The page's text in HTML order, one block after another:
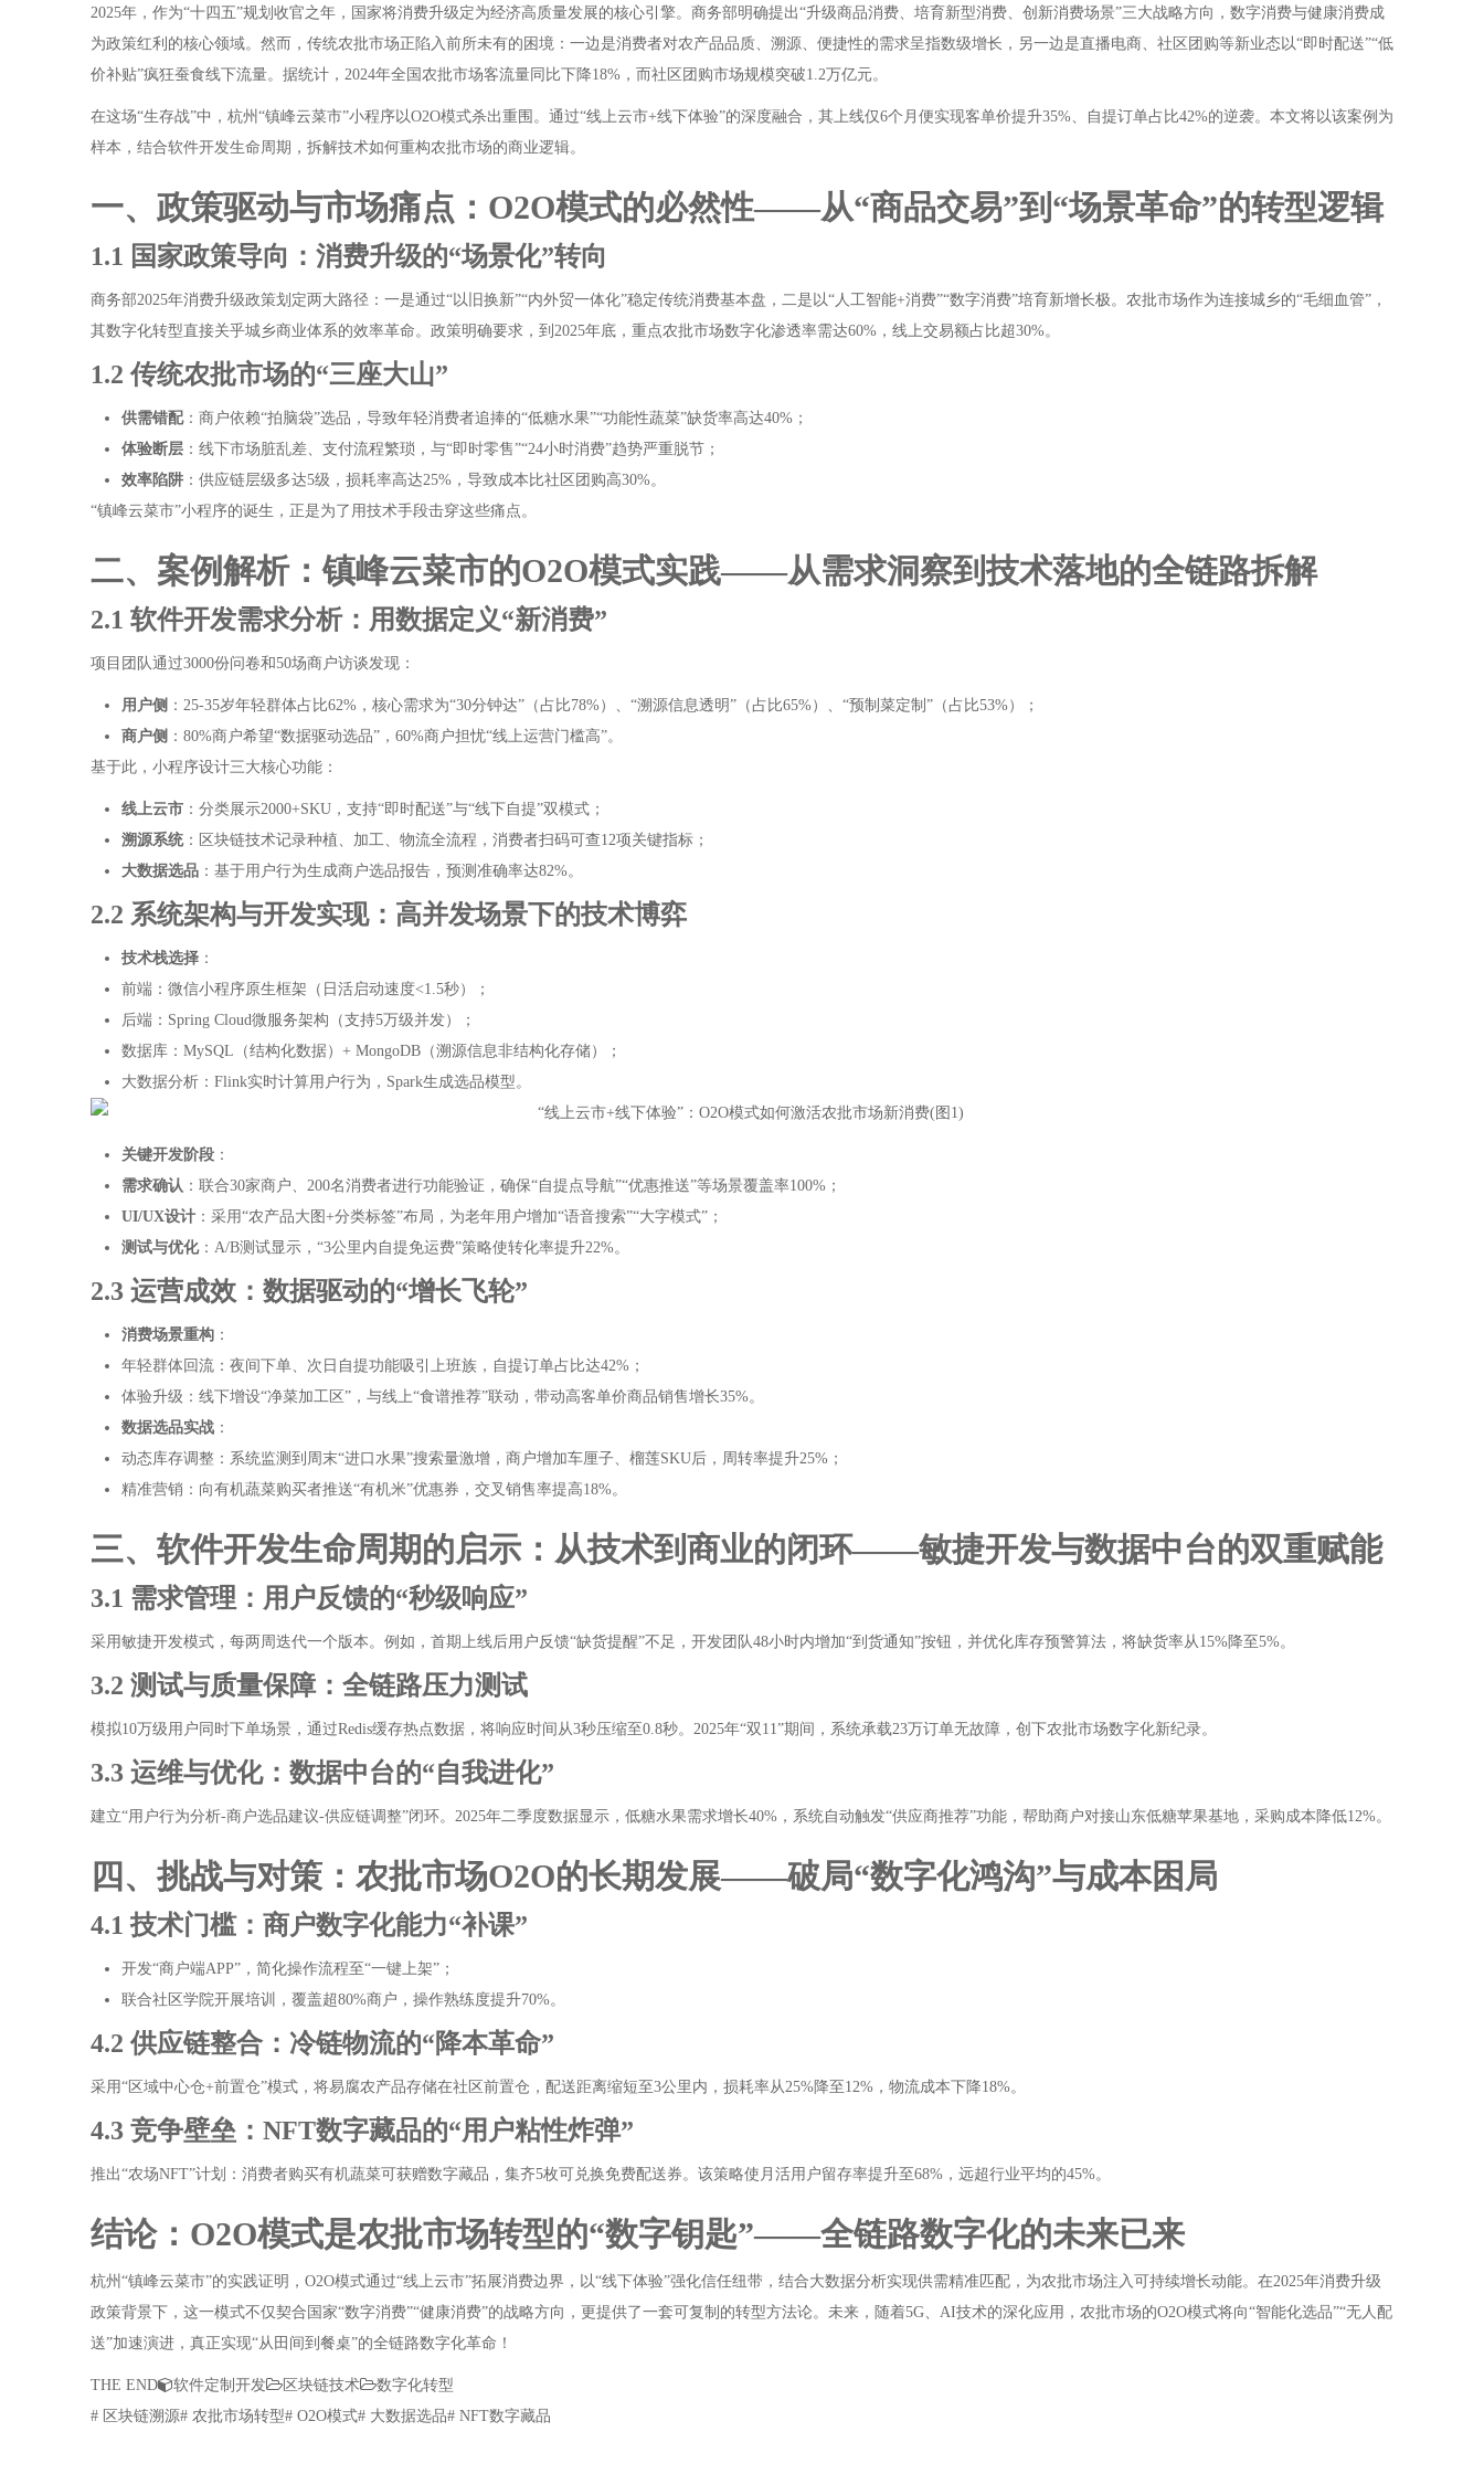
2025年，作为“十四五”规划收官之年，国家将消费升级定为经济高质量发展的核心引擎。商务部明确提出“升级商品消费、培育新型消费、创新消费场景”三大战略方向，数字消费与健康消费成
为政策红利的核心领域。然而，传统农批市场正陷入前所未有的困境：一边是消费者对农产品品质、溯源、便捷性的需求呈指数级增长，另一边是直播电商、社区团购等新业态以“即时配送”“低
价补贴”疯狂蚕食线下流量。据统计，2024年全国农批市场客流量同比下降18%，而社区团购市场规模突破1.2万亿元。
在这场“生存战”中，杭州“镇峰云菜市”小程序以O2O模式杀出重围。通过“线上云市+线下体验”的深度融合，其上线仅6个月便实现客单价提升35%、自提订单占比42%的逆袭。本文将以该案例为
样本，结合软件开发生命周期，拆解技术如何重构农批市场的商业逻辑。
一、政策驱动与市场痛点：O2O模式的必然性——从“商品交易”到“场景革命”的转型逻辑
1.1 国家政策导向：消费升级的“场景化”转向
商务部2025年消费升级政策划定两大路径：一是通过“以旧换新”“内外贸一体化”稳定传统消费基本盘，二是以“人工智能+消费”“数字消费”培育新增长极。农批市场作为连接城乡的“毛细血管”，
其数字化转型直接关乎城乡商业体系的效率革命。政策明确要求，到2025年底，重点农批市场数字化渗透率需达60%，线上交易额占比超30%。
1.2 传统农批市场的“三座大山”
供需错配：商户依赖“拍脑袋”选品，导致年轻消费者追捧的“低糖水果”“功能性蔬菜”缺货率高达40%；
体验断层 ：线下市场脏乱差、支付流程繁琐，与“即时零售”“24小时消费”趋势严重脱节；
效率陷阱 ：供应链层级多达5级，损耗率高达25%，导致成本比社区团购高30%。
“镇峰云菜市”小程序的诞生，正是为了用技术手段击穿这些痛点。
二、案例解析：镇峰云菜市的O2O模式实践——从需求洞察到技术落地的全链路拆解
2.1 软件开发需求分析：用数据定义“新消费”
项目团队通过3000份问卷和50场商户访谈发现：
用户侧 ：25-35岁年轻群体占比62%，核心需求为“30分钟达”（占比78%）、“溯源信息透明”（占比65%）、“预制菜定制”（占比53%）；
商户侧 ：80%商户希望“数据驱动选品”，60%商户担忧“线上运营门槛高”。
基于此，小程序设计三大核心功能：
线上云市 ：分类展示2000+SKU，支持“即时配送”与“线下自提”双模式；
溯源系统：区块链技术记录种植、加工、物流全流程，消费者扫码可查12项关键指标；
大数据选品 ：基于用户行为生成商户选品报告，预测准确率达82%。
2.2 系统架构与开发实现：高并发场景下的技术博弈
技术栈选择 ：
前端：微信小程序原生框架（日活启动速度<1.5秒）；
后端：Spring Cloud微服务架构（支持5万级并发）；
数据库：MySQL（结构化数据）+ MongoDB（溯源信息非结构化存储）；
大数据分析：Flink实时计算用户行为，Spark生成选品模型。
关键开发阶段 ：
需求确认 ：联合30家商户、200名消费者进行功能验证，确保“自提点导航”“优惠推送”等场景覆盖率100%；
UI/UX设计 ：采用“农产品大图+分类标签”布局，为老年用户增加“语音搜索”“大字模式”；
测试与优化：A/B测试显示，“3公里内自提免运费”策略使转化率提升22%。
2.3 运营成效：数据驱动的“增长飞轮”
消费场景重构 ：
年轻群体回流：夜间下单、次日自提功能吸引上班族，自提订单占比达42%；
体验升级：线下增设“净菜加工区”，与线上“食谱推荐”联动，带动高客单价商品销售增长35%。
数据选品实战 ：
动态库存调整：系统监测到周末“进口水果”搜索量激增，商户增加车厘子、榴莲SKU后，周转率提升25%；
精准营销：向有机蔬菜购买者推送“有机米”优惠券，交叉销售率提高18%。
三、软件开发生命周期的启示：从技术到商业的闭环——敏捷开发与数据中台的双重赋能
3.1 需求管理：用户反馈的“秒级响应”
采用敏捷开发模式，每两周迭代一个版本。例如，首期上线后用户反馈“缺货提醒”不足，开发团队48小时内增加“到货通知”按钮，并优化库存预警算法，将缺货率从15%降至5%。
3.2 测试与质量保障：全链路压力测试
模拟10万级用户同时下单场景，通过Redis缓存热点数据，将响应时间从3秒压缩至0.8秒。2025年“双11”期间，系统承载23万订单无故障，创下农批市场数字化新纪录。
3.3 运维与优化：数据中台的“自我进化”
建立“用户行为分析-商户选品建议-供应链调整”闭环。2025年二季度数据显示，低糖水果需求增长40%，系统自动触发“供应商推荐”功能，帮助商户对接山东低糖苹果基地，采购成本降低12%。
四、挑战与对策：农批市场O2O的长期发展——破局“数字化鸿沟”与成本困局
4.1 技术门槛：商户数字化能力“补课”
开发“商户端APP”，简化操作流程至“一键上架”；
联合社区学院开展培训，覆盖超80%商户，操作熟练度提升70%。
4.2 供应链整合：冷链物流的“降本革命”
采用“区域中心仓+前置仓”模式，将易腐农产品存储在社区前置仓，配送距离缩短至3公里内，损耗率从25%降至12%，物流成本下降18%。
4.3 竞争壁垒：NFT数字藏品的“用户粘性炸弹”
推出“农场NFT”计划：消费者购买有机蔬菜可获赠数字藏品，集齐5枚可兑换免费配送券。该策略使月活用户留存率提升至68%，远超行业平均的45%。
结论：O2O模式是农批市场转型的“数字钥匙”——全链路数字化的未来已来
杭州“镇峰云菜市”的实践证明，O2O模式通过“线上云市”拓展消费边界，以“线下体验”强化信任纽带，结合大数据分析实现供需精准匹配，为农批市场注入可持续增长动能。在2025年消费升级
政策背景下，这一模式不仅契合国家“数字消费”“健康消费”的战略方向，更提供了一套可复制的转型方法论。未来，随着5G、AI技术的深化应用，农批市场的O2O模式将向“智能化选品”“无人配
送”加速演进，真正实现“从田间到餐桌”的全链路数字化革命！
THE END 软件定制开发 区块链技术
数字化转型
# 区块链溯源# 农批市场转型# O2O模式# 大数据选品# NFT数字藏品